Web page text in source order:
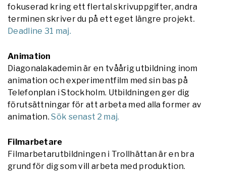
fokuserad kring ett flertal skrivuppgifter, andra
terminen skriver du på ett eget längre projekt.
Deadline 31 maj.
Animation
Diagonalakademin är en tvåårig utbildning inom
animation och experimentfilm med sin bas på
Telefonplan i Stockholm. Utbildningen ger dig
förutsättningar för att arbeta med alla former av
animation.Sök senast 2 maj.
Filmarbetare
Filmarbetarutbildningen i Trollhättan är en bra
grund för dig som vill arbeta med produktion.